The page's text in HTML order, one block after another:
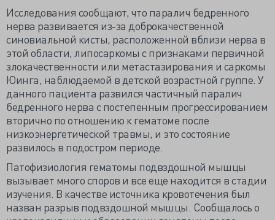
Исследования сообщают, что паралич бедренного
нерва развивается из-за доброкачественной
синовиальной кисты, расположенной вблизи нерва в
этой области, липосаркомы с признаками первичной
злокачественности или метастазирования и саркомы
Юинга, наблюдаемой в детской возрастной группе. У
данного пациента развился частичный паралич
бедренного нерва с постепенным прогрессированием
вторично по отношению к гематоме после
низкоэнергетической травмы, и это состояние
развилось в подостром периоде.
Патофизиология гематомы подвздошной мышцы
вызывает много споров и все еще находится в стадии
изучения. В качестве источника кровотечения был
назван разрыв подвздошной мышцы. Сообщалось о